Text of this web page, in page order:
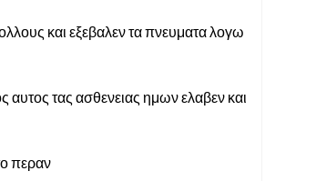
και εξεβαλεν τα πνευματα λογω
τας ασθενειας ημων ελαβεν και
περαν